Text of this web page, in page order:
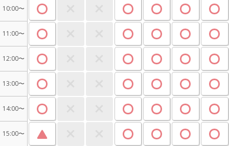
10:00〜
11:00〜
12:00〜
13:00〜
14:00〜
15:00〜